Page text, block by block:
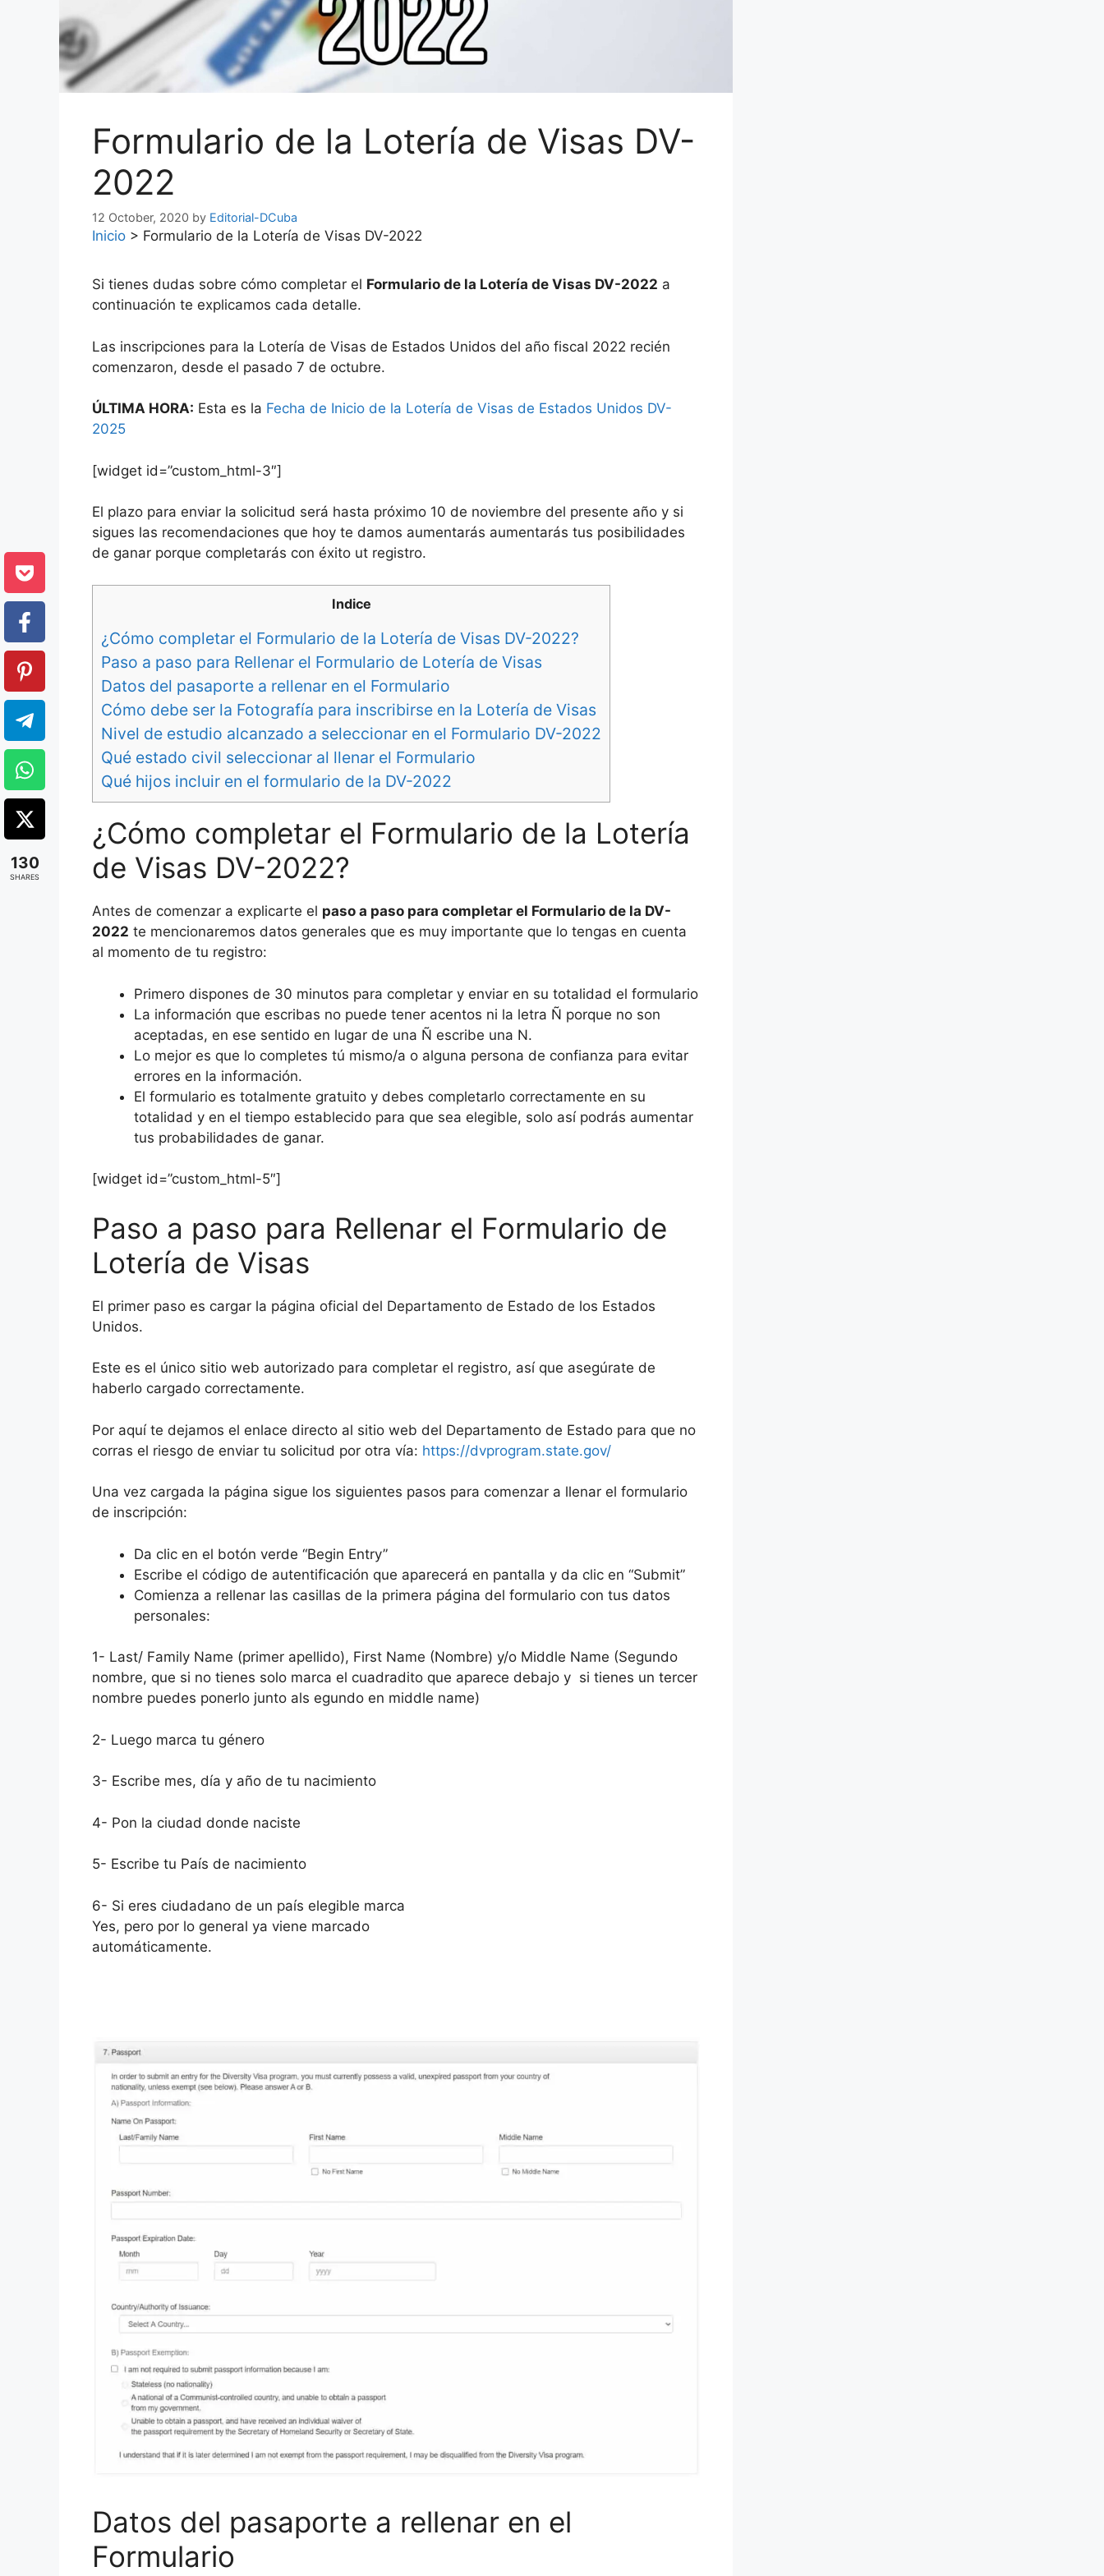
Formulario de la Lotería de Visas DV-
2022
12 October, 2020 by Editorial-DCuba
Inicio > Formulario de la Lotería de Visas DV-2022
Si tienes dudas sobre cómo completar el Formulario de la Lotería de Visas DV-2022 a
continuación te explicamos cada detalle.
Las inscripciones para la Lotería de Visas de Estados Unidos del año fiscal 2022 recién
comenzaron, desde el pasado 7 de octubre.
ÚLTIMA HORA: Esta es la Fecha de Inicio de la Lotería de Visas de Estados Unidos DV-
2025
[widget id=”custom_html-3″]
El plazo para enviar la solicitud será hasta próximo 10 de noviembre del presente año y si
sigues las recomendaciones que hoy te damos aumentarás aumentarás tus posibilidades
de ganar porque completarás con éxito ut registro.
Indice
¿Cómo completar el Formulario de la Lotería de Visas DV-2022?
Paso a paso para Rellenar el Formulario de Lotería de Visas
Datos del pasaporte a rellenar en el Formulario
Cómo debe ser la Fotografía para inscribirse en la Lotería de Visas
Nivel de estudio alcanzado a seleccionar en el Formulario DV-2022
Qué estado civil seleccionar al llenar el Formulario
Qué hijos incluir en el formulario de la DV-2022
¿Cómo completar el Formulario de la Lotería
de Visas DV-2022?
Antes de comenzar a explicarte el paso a paso para completar el Formulario de la DV-
2022 te mencionaremos datos generales que es muy importante que lo tengas en cuenta
al momento de tu registro:
Primero dispones de 30 minutos para completar y enviar en su totalidad el formulario
La información que escribas no puede tener acentos ni la letra Ñ porque no son
aceptadas, en ese sentido en lugar de una Ñ escribe una N.
Lo mejor es que lo completes tú mismo/a o alguna persona de confianza para evitar
errores en la información.
El formulario es totalmente gratuito y debes completarlo correctamente en su
totalidad y en el tiempo establecido para que sea elegible, solo así podrás aumentar
tus probabilidades de ganar.
[widget id=”custom_html-5″]
Paso a paso para Rellenar el Formulario de
Lotería de Visas
El primer paso es cargar la página oficial del Departamento de Estado de los Estados
Unidos.
Este es el único sitio web autorizado para completar el registro, así que asegúrate de
haberlo cargado correctamente.
Por aquí te dejamos el enlace directo al sitio web del Departamento de Estado para que no
corras el riesgo de enviar tu solicitud por otra vía: https://dvprogram.state.gov/
Una vez cargada la página sigue los siguientes pasos para comenzar a llenar el formulario
de inscripción:
Da clic en el botón verde “Begin Entry”
Escribe el código de autentificación que aparecerá en pantalla y da clic en “Submit”
Comienza a rellenar las casillas de la primera página del formulario con tus datos
personales:
1- Last/ Family Name (primer apellido), First Name (Nombre) y/o Middle Name (Segundo
nombre, que si no tienes solo marca el cuadradito que aparece debajo y si tienes un tercer
nombre puedes ponerlo junto als egundo en middle name)
2- Luego marca tu género
3- Escribe mes, día y año de tu nacimiento
4- Pon la ciudad donde naciste
5- Escribe tu País de nacimiento
6- Si eres ciudadano de un país elegible marca
Yes, pero por lo general ya viene marcado
automáticamente.
Datos del pasaporte a rellenar en el
Formulario
130
SHARES